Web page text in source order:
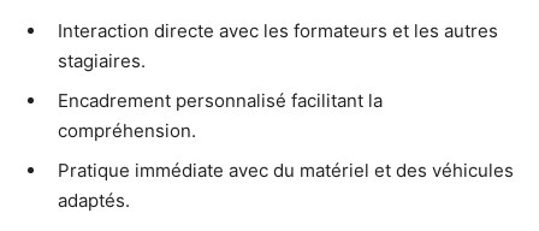
Interaction directe avec les formateurs et les autres
stagiaires.
Encadrement personnalisé facilitant la
compréhension.
Pratique immédiate avec du matériel et des véhicules
adaptés.